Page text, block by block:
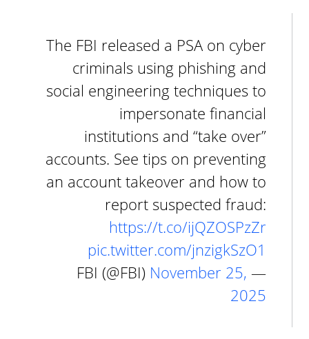
The FBI released a PSA on cyber
criminals using phishing and
social engineering techniques to
impersonate financial
institutions and “take over”
accounts. See tips on preventing
an account takeover and how to
report suspected fraud:
https://t.co/ijQZOSPzZr
pic.twitter.com/jnzigkSzO1
— FBI (@FBI)
November 25,
2025